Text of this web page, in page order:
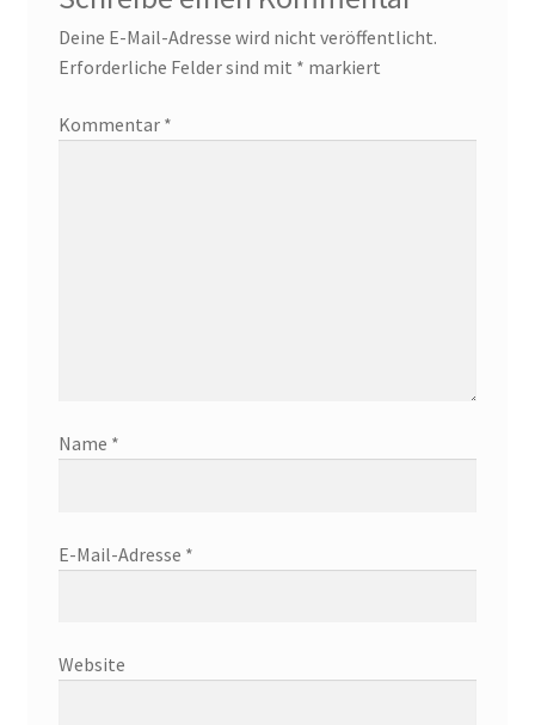
Deine E-Mail-Adresse wird nicht veröffentlicht.
Erforderliche Felder sind mit * markiert
Kommentar *
Name *
E-Mail-Adresse *
Website